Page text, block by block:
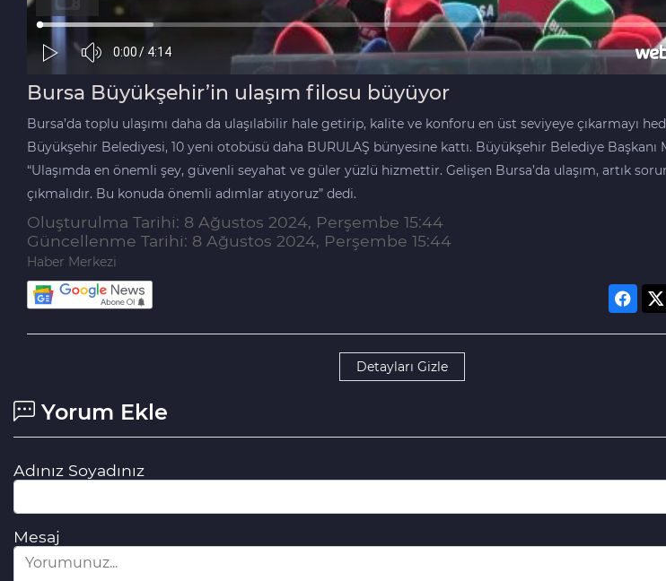
Bursa Büyükşehir’in ulaşım filosu büyüyor
Bursa’da toplu ulaşımı daha da ulaşılabilir hale getirip, kalite ve konforu en üst seviyeye çıkarmayı
Büyükşehir Belediyesi, 10 yeni otobüsü daha BURULAŞ bünyesine kattı. Büyükşehir Belediye Başkanı
“Ulaşımda en önemli şey, güvenli seyahat ve güler yüzlü hizmettir. Gelişen Bursa’da ulaşım, artık
çıkmalıdır. Bu konuda önemli adımlar atıyoruz” dedi.
Oluşturulma Tarihi: 8 Ağustos 2024, Perşembe 15:44
Güncellenme Tarihi: 8 Ağustos 2024, Perşembe 15:44
Haber Merkezi
Detayları Gizle
Yorum Ekle
Adınız Soyadınız
Mesaj